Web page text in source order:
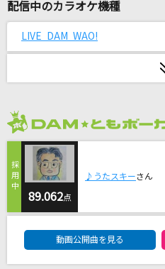
何なんw
ポニーテールに揺らされ
吉岡聖恵
ターゲット～赤い衝撃～
BRAVE GROOVE
iLiFE!
配信中のカラオケ機種
LIVE DAM WAO!
89.062点
♪うたスキーさん
動画公開曲を見る